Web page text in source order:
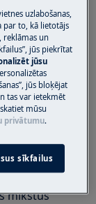
virsmu
kas
(70%).
tikai
mīkstus
uzlabošanas,
par to, kā lietotājs
reklāmas un
jūs piekrītat
jūsu
jūs bloķējat
tas var ietekmēt
mūsu
privātumu.
sīkfailus